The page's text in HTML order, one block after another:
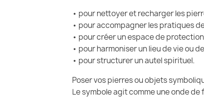
• pour nettoyer et recharger les
• pour accompagner les pratiques
• pour créer un espace de
• pour harmoniser un lieu de vie ou
• pour structurer un autel spirituel.
Poser vos pierres ou objets
Le symbole agit comme une onde